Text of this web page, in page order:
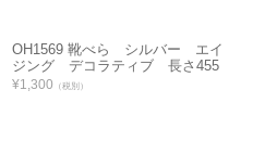
OH1569 靴べら シルバー エイ
ジング デコラティブ 長さ455
¥1,300 （税別）